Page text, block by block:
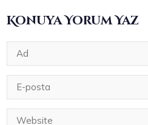
Konuya Yorum Yaz